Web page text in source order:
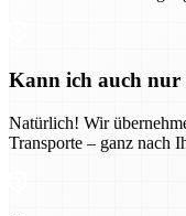
Kann ich auch nur
Natürlich! Wir
Transporte – ganz nach